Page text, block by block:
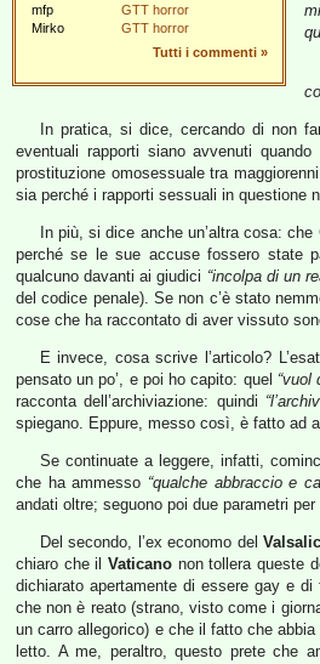
mfp
GTT horror
Mirko
GTT horror
Tutti i commenti »
In pratica, si dice, cercando di non
eventuali rapporti siano avvenuti
prostituzione omosessuale tra
sia perché i rapporti sessuali in questione
In più, si dice anche un’altra cosa:
perché se le sue accuse fossero state
qualcuno davanti ai giudici “incolpa di un
del codice penale). Se non c’è stato
cose che ha raccontato di aver vissuto
E invece, cosa scrive l’articolo?
pensato un po’, e poi ho capito: quel “vuol
racconta dell’archiviazione: quindi
spiegano. Eppure, messo così, è fatto ad
Se continuate a leggere, infatti,
che ha ammesso “qualche abbraccio e
andati oltre; seguono poi due parametri
Del secondo, l’ex economo del
chiaro che il Vaticano non tollera queste
dichiarato apertamente di essere gay e
che non è reato (strano, visto come i
un carro allegorico) e che il fatto che
letto. A me, peraltro, questo prete che